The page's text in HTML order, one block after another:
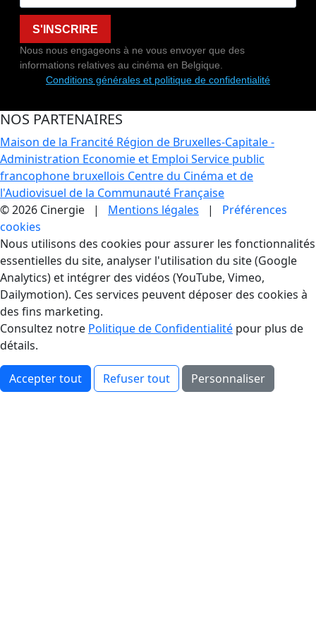
S'INSCRIRE
Nous nous engageons à ne vous envoyer que des
informations relatives au cinéma en Belgique.
Conditions générales et politique de confidentialité
NOS PARTENAIRES
Maison de la Francité Région de Bruxelles-Capitale -
Administration Economie et Emploi Service public
francophone bruxellois Centre du Cinéma et de
l'Audiovisuel de la Communauté Française
© 2026 Cinergie | Mentions légales | Préférences
cookies
Gestion des Cookies
Nous utilisons des cookies pour assurer les fonctionnalités
essentielles du site, analyser l'utilisation du site (Google
Analytics) et intégrer des vidéos (YouTube, Vimeo,
Dailymotion). Ces services peuvent déposer des cookies à
des fins marketing.
Consultez notre Politique de Confidentialité pour plus de
détails.
Accepter tout Refuser tout Personnaliser